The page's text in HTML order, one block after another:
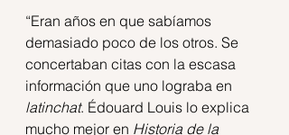
“Eran años en que sabíamos
demasiado poco de los otros. Se
concertaban citas con la escasa
información que uno lograba en
latinchat. Édouard Louis lo explica
mucho mejor en Historia de la